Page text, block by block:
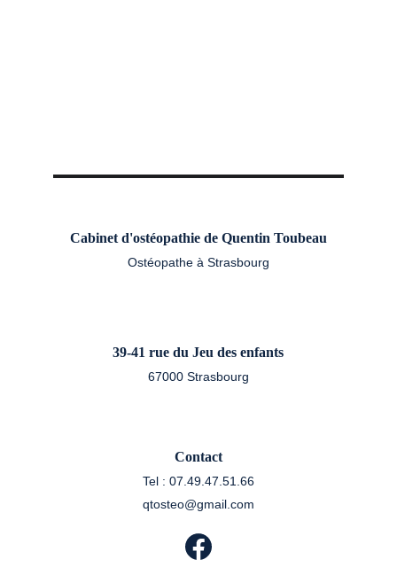
Cabinet d'ostéopathie de Quentin Toubeau
Ostéopathe à Strasbourg
39-41 rue du Jeu des enfants
67000 Strasbourg
Contact
Tel : 07.49.47.51.66
qtosteo@gmail.com